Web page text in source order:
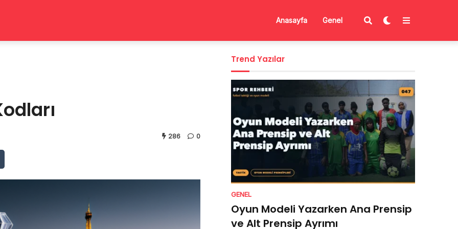
Anasayfa Genel
286 0
Trend Yazılar
GENEL
Oyun Modeli Yazarken Ana Prensip
ve Alt Prensip Ayrımı